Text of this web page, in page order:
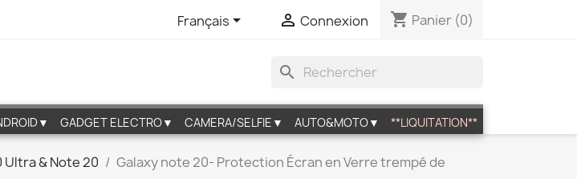
Français  Connexion shopping_cart Panier (0)
search
GADGET ELECTRO▼ CAMERA/SELFIE▼ AUTO&MOTO▼ **LIQUITATION**
Ultra & Note 20
Galaxy note 20- Protection Écran en Verre trempé de